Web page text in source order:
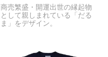
商売繁盛・開運出世の縁起物
として親しまれている「だる
ま」をデザイン。